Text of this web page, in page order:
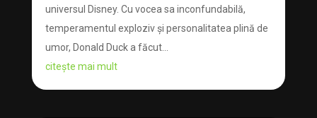
universul Disney. Cu vocea sa inconfundabilă,
temperamentul exploziv și personalitatea plină de
umor, Donald Duck a făcut...
citește mai mult